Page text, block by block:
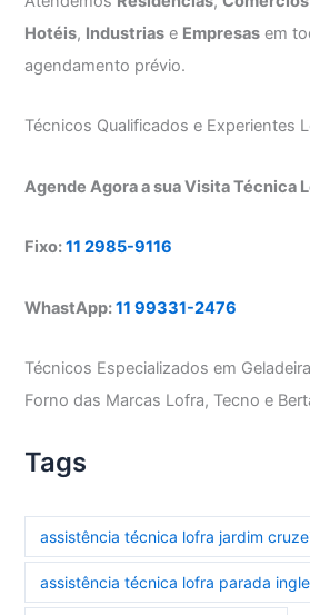
Hotéis, Industrias e Empresas em
agendamento prévio.
Técnicos Qualificados e Experientes
Agende Agora a sua Visita Técnica
Fixo:11 2985-9116
WhastApp:11 99331-2476
Técnicos Especializados em
Forno das Marcas Lofra, Tecno e
Tags
assistência técnica lofra jardim
assistência técnica lofra parada